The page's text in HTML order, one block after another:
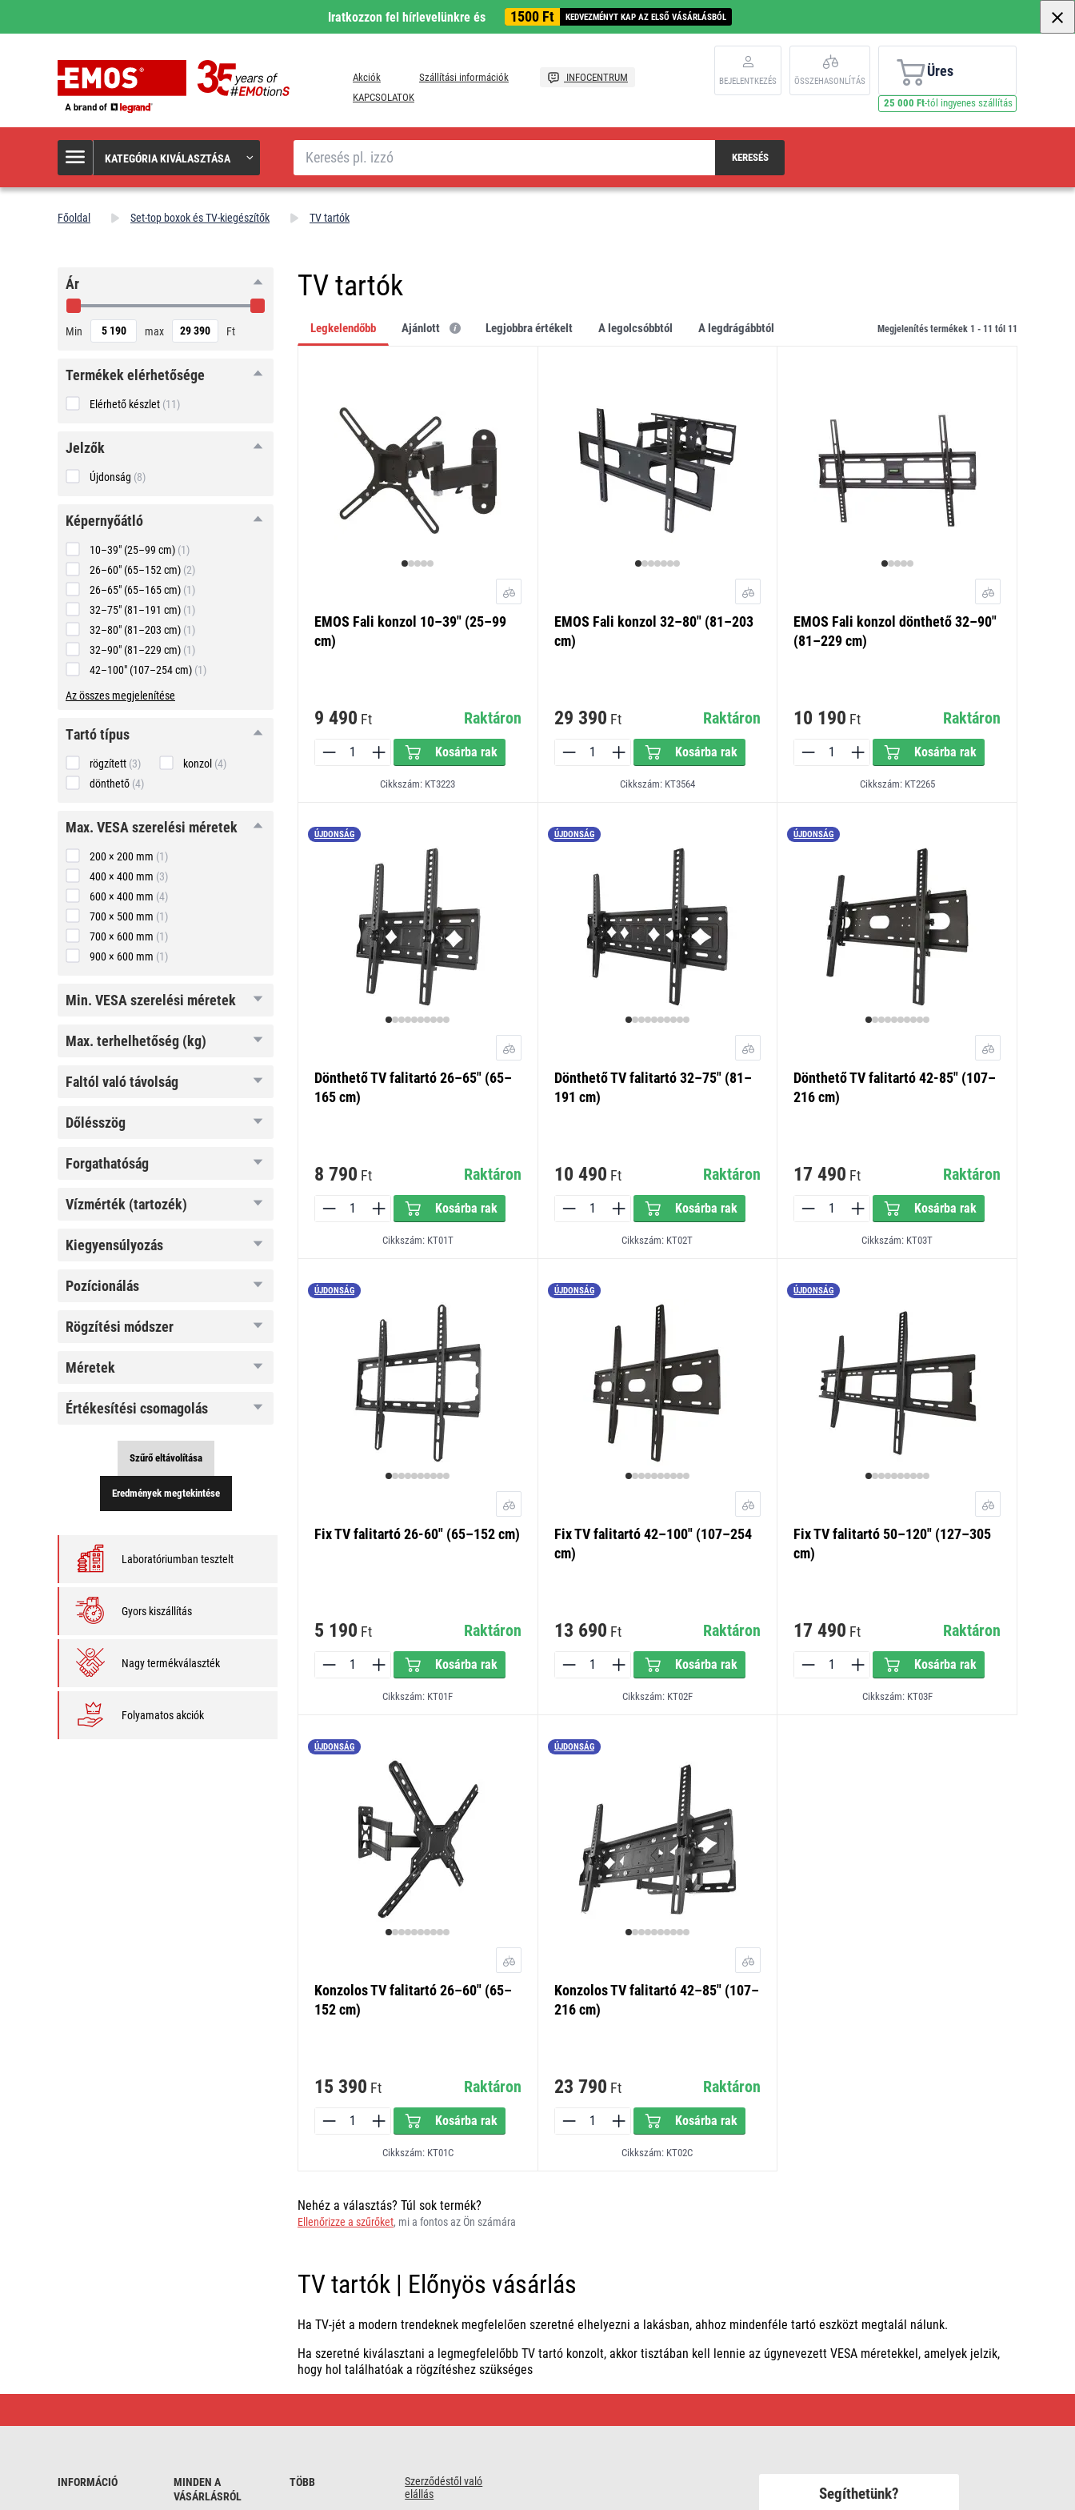
Iratkozzon fel hírlevelünkre és 1500 Ft KEDVEZMÉNYT KAP AZ ELSŐ VÁSÁRLÁSBÓL
Akciók Szállítási információk
INFOCENTRUM
KAPCSOLATOK
BEJELENTKEZÉS ÖSSZEHASONLÍTÁS
Üres
25 000 Ft-tól ingyenes szállítás
KATEGÓRIA KIVÁLASZTÁSA
Keresés
KERESÉS
Főoldal Set-top boxok és TV-kiegészítők TV tartók
Ár
Min max Ft
Termékek elérhetősége
Elérhető készlet (11)
Jelzők
Újdonság (8)
képernyőátló
képernyőátló
10–39" (25–99 cm) (1)
26–60" (65–152 cm) (2)
26–65" (65–165 cm) (1)
32–75" (81–191 cm) (1)
32–80" (81–203 cm) (1)
32–90" (81–229 cm) (1)
42–100" (107–254 cm) (1)
Az összes megjelenítése
tartó
tartó típus
rögzített (3) konzol (4)
dönthető (4)
max.
szerelési
méretek
max. VESA szerelési méretek
200 × 200 mm (1)
400 × 400 mm (3)
600 × 400 mm (4)
700 × 500 mm (1)
700 × 600 mm (1)
900 × 600 mm (1)
min.
méretek
min. VESA szerelési méretek
max.max. terhelhetőség (kg)
faltól
faltól való távolság
dőlésszög
dőlésszög
forgathatóság
forgathatóság
vízmérték
vízmérték (tartozék)
kiegyensúlyozás
kiegyensúlyozás
pozícionálás
pozícionálás
rögzítési
módszer
rögzítési módszer
méretek
méretek
értékesítési
értékesítési csomagolás
Szűrő eltávolítása
Eredmények megtekintése
Laboratóriumban tesztelt
Gyors kiszállítás
Nagy termékválaszték
Folyamatos akciók
TV tartók
Legkelendőbb Ajánlott legjobbra értékelt a legolcsóbbtól a legdrágábbtól Megjelenítés termékek 1 - 11 tól 11
EMOS Fali konzol 10–39" (25–99
cm)
9 490 Ft Raktáron
Kosárba rak
Cikkszám: KT3223
EMOS Fali konzol 32–80" (81–203
cm)
29 390 Ft Raktáron
Kosárba rak
Cikkszám: KT3564
EMOS Fali konzol dönthető 32–90"
(81–229 cm)
10 190 Ft Raktáron
Kosárba rak
Cikkszám: KT2265
ÚJDONSÁG
Dönthető TV falitartó 26–65" (65–
165 cm)
8 790 Ft Raktáron
Kosárba rak
Cikkszám: KT01T
ÚJDONSÁG
Dönthető TV falitartó 32–75" (81–
191 cm)
10 490 Ft Raktáron
Kosárba rak
Cikkszám: KT02T
ÚJDONSÁG
Dönthető TV falitartó 42-85" (107–
216 cm)
17 490 Ft Raktáron
Kosárba rak
Cikkszám: KT03T
ÚJDONSÁG
Fix TV falitartó 26-60" (65–152 cm)
5 190 Ft Raktáron
Kosárba rak
Cikkszám: KT01F
ÚJDONSÁG
Fix TV falitartó 42–100" (107–254
cm)
13 690 Ft Raktáron
Kosárba rak
Cikkszám: KT02F
ÚJDONSÁG
Fix TV falitartó 50–120" (127–305
cm)
17 490 Ft Raktáron
Kosárba rak
Cikkszám: KT03F
ÚJDONSÁG
Konzolos TV falitartó 26–60" (65–
152 cm)
15 390 Ft Raktáron
Kosárba rak
Cikkszám: KT01C
ÚJDONSÁG
Konzolos TV falitartó 42–85" (107–
216 cm)
23 790 Ft Raktáron
Kosárba rak
Cikkszám: KT02C
Nehéz a választás? Túl sok termék?
Ellenőrizze a szűrőket, mi a fontos az Ön számára
TV tartók | Előnyös vásárlás
Ha TV-jét a modern trendeknek megfelelően szeretné elhelyezni a lakásban, ahhoz mindenféle tartó eszközt megtalál nálunk.
Ha szeretné kiválasztani a legmegfelelőbb TV tartó konzolt, akkor tisztában kell lennie az úgynevezett VESA méretekkel, amelyek jelzik,
hogy hol találhatóak a rögzítéshez szükséges
|
INFORMÁCIÓ
MINDEN A
VÁSÁRLÁSRÓL
TÖBB
Szerződéstől való
elállás
Segíthetünk?